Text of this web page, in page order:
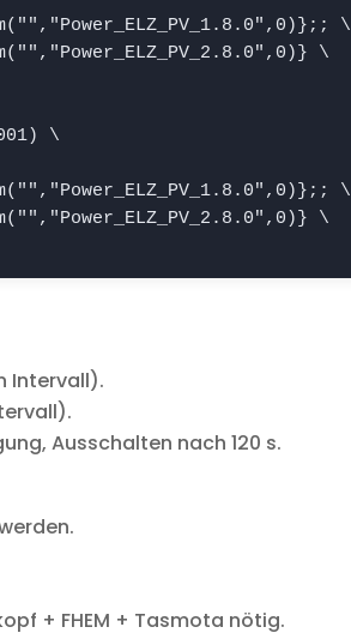
","Power_ELZ_PV_1.8.0",0)};; \
","Power_ELZ_PV_2.8.0",0)} \
\
","Power_ELZ_PV_1.8.0",0)};; \
","Power_ELZ_PV_2.8.0",0)} \
Intervall).
Ausschalten nach 120 s.
+ FHEM + Tasmota nötig.